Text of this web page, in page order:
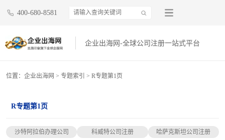
400-680-8581
企业出海网-全球公司注册一站式平台
位置： 企业出海网 > 专题索引 > R专题第1页
R专题第1页
沙特阿拉伯办理公司 科威特公司注册 哈萨克斯坦公司注册